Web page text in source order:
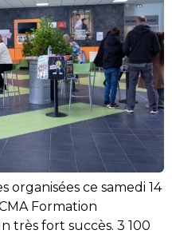
organisées ce samedi 14
Formation
très fort succès. 3 100